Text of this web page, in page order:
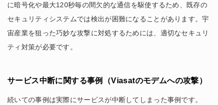
に暗号化や最大120秒毎の間欠的な通信を駆使するため、既存の
セキュリティシステムでは検出が困難になることがあります。宇
宙産業を狙った巧妙な攻撃に対処するためには、適切なセキュリ
ティ対策が必要です。
サービス中断に関する事例（Viasatのモデムへの攻撃）
続いての事例は実際にサービスが中断してしまった事例です。